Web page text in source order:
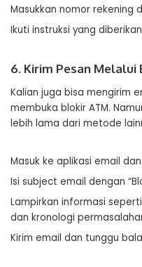
Masukkan nomor rekening
Ikuti instruksi yang
6. Kirim Pesan Melalui
Kalian juga bisa mengirim
membuka blokir ATM.
lebih lama dari metode
Masuk ke aplikasi email
Isi subject email dengan
Lampirkan informasi
dan kronologi
Kirim email dan tunggu